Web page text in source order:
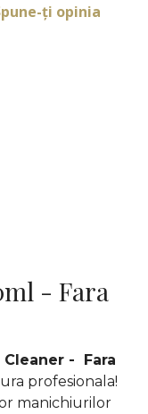
ţi opinia
- Fara
- Fara
profesionala!
manichiurilor